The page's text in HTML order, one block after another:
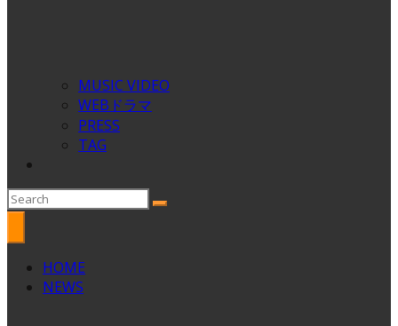
MUSIC VIDEO
WEBドラマ
PRESS
TAG
HOME
NEWS